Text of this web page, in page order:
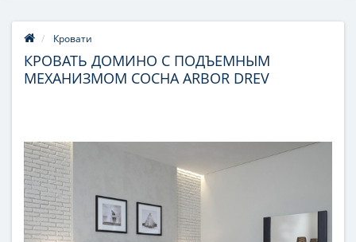
Кровати
КРОВАТЬ ДОМИНО С ПОДЪЕМНЫМ
МЕХАНИЗМОМ СОСНА ARBOR DREV